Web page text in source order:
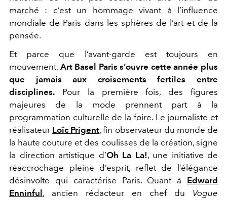
marché : c’est un hommage vivant à l’influence
mondiale de Paris dans les sphères de l’art et de la
pensée.
Et parce que l’avant-garde est toujours en
mouvement, Art Basel Paris s’ouvre cette année plus
que jamais aux croisements fertiles entre
disciplines. Pour la première fois, des figures
majeures de la mode prennent part à la
programmation culturelle de la foire. Le journaliste et
réalisateur Loïc Prigent, fin observateur du monde de
la haute couture et des coulisses de la création, signe
la direction artistique d’Oh La La!, une initiative de
réaccrochage pleine d’esprit, reflet de l’élégance
désinvolte qui caractérise Paris. Quant à Edward
Enninful , ancien rédacteur en chef du Vogue